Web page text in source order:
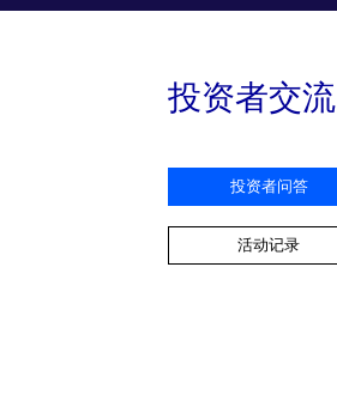
投资者交流
投资者问答
活动记录